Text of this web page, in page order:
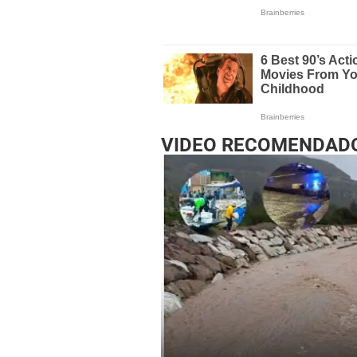
VIDEO